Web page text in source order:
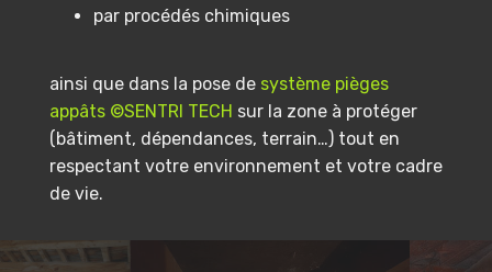
par procédés chimiques
ainsi que dans la pose de système pièges
appâts ©SENTRI TECH sur la zone à protéger
(bâtiment, dépendances, terrain…) tout en
respectant votre environnement et votre cadre
de vie.